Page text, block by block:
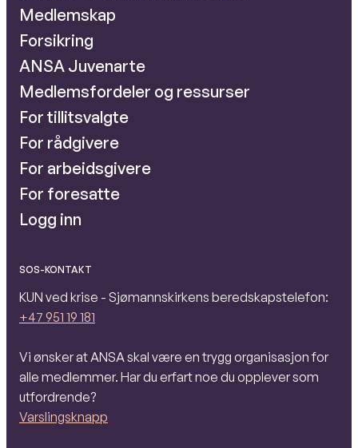
Medlemskap
Forsikring
ANSA Juvenarte
Medlemsfordeler og ressurser
For tillitsvalgte
For rådgivere
For arbeidsgivere
For foresatte
Logg inn
SOS-KONTAKT
KUN ved krise - Sjømannskirkens beredskapstelefon:
+47 951 19 181
Vi ønsker at ANSA skal være en trygg organisasjon for
alle medlemmer. Har du erfart noe du opplever som
utfordrende?
Varslingsknapp